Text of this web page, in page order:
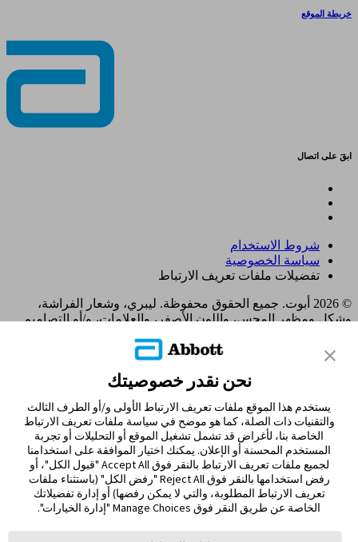
خريطة الموقع
ابقَ على اتصال
شروط الاستخدام
سياسة الخصوصية
تفضيلات ملفات تعريف الارتباط
© 2026 أبوت. جميع الحقوق محفوظة. ليبري، وشعار الفراشة،
وشكل ومظهر المجس، واللون الأصفر، والعلامات، و/أو التصاميم
مختلفة. العلامات التجارية الأخرى مملوكة لأصحابها المعنيين. لا يجوز
استخدام أي علامة تجارية، أو اسم تجاري، أو تصميم تجاري مملوك
لشركة أبوت على هذا الموقع دون الحصول على تصريح كتابي مسبق
من شركة أبوت لابوراتوريز، باستثناء تحديد المنتج أو الخدمات التابعة
للشركة. تم تصميم هذا الموقع والمعلومات الواردة فيه للاستخدام
من قبل المقيمين في الإمارات العربية المتحدة. الصور والبيانات
المُحاكية لأغراض توضيحية فقط و ليست بياناتأ و حالات مرضية
حقيقية.
ADC-122480 v2.0
MOHAP UM9J5F84-221025 Expiry 21/10/2026
مغادرة الصفحة؟
نحن نقدر خصوصيتك
يستخدم هذا الموقع ملفات تعريف الارتباط الأولى و/أو الطرف الثالث
والتقنيات ذات الصلة، كما هو موضح في سياسة ملفات تعريف الارتباط
الخاصة بنا، لأغراض قد تشمل تشغيل الموقع أو التحليلات أو تجربة
المستخدم المحسنة أو الإعلان. يمكنك اختيار الموافقة على استخدامنا
لجميع ملفات تعريف الارتباط بالنقر فوق Accept All "قبول الكل"، أو
رفض استخدامها بالنقر فوق Reject All "رفض الكل" (باستثناء ملفات
تعريف الارتباط المطلوبة، والتي لا يمكن رفضها) أو إدارة تفضيلاتك
الخاصة عن طريق النقر فوق Manage Choices "إدارة الخيارات".